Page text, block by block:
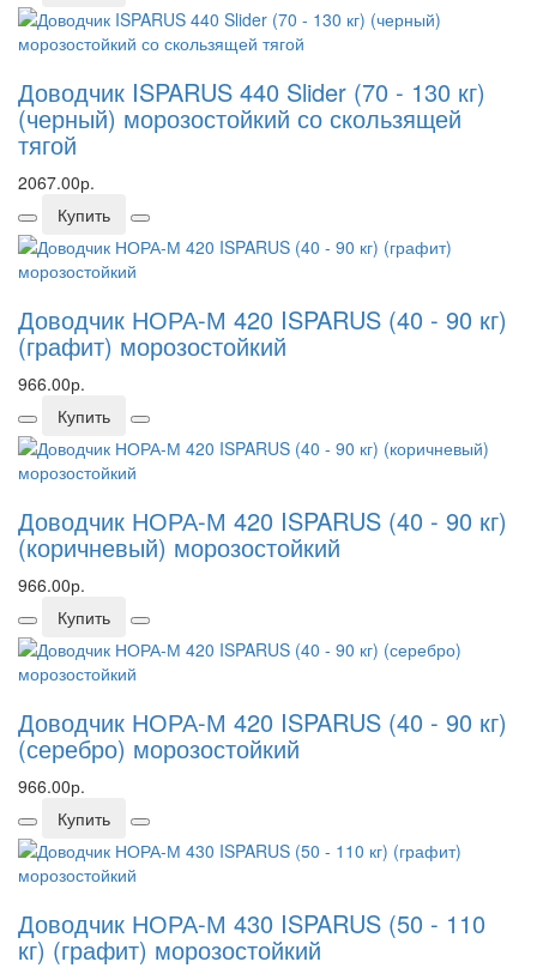
Доводчик ISPARUS 440 Slider (70 - 130 кг)
(черный) морозостойкий со скользящей
тягой
2067.00р.
Купить
Доводчик НОРА-М 420 ISPARUS (40 - 90 кг)
(графит) морозостойкий
966.00р.
Купить
Доводчик НОРА-М 420 ISPARUS (40 - 90 кг)
(коричневый) морозостойкий
966.00р.
Купить
Доводчик НОРА-М 420 ISPARUS (40 - 90 кг)
(серебро) морозостойкий
966.00р.
Купить
Доводчик НОРА-М 430 ISPARUS (50 - 110
кг) (графит) морозостойкий